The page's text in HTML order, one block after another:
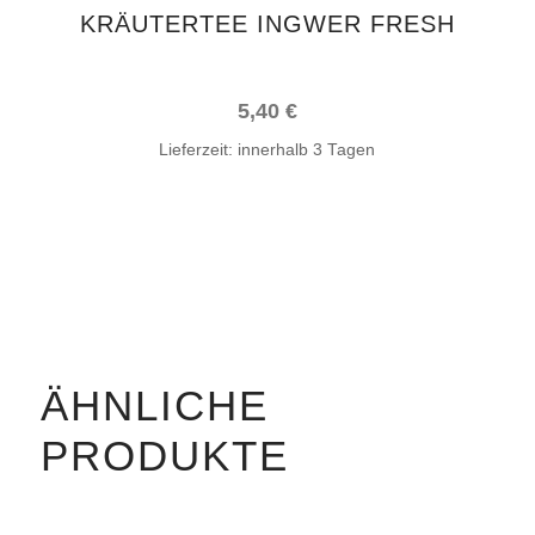
KRÄUTERTEE INGWER FRESH
5,40 €
Lieferzeit: innerhalb 3 Tagen
ÄHNLICHE
PRODUKTE